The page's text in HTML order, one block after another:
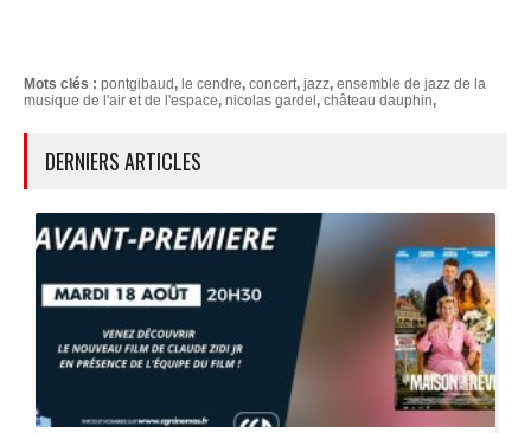
Mots clés : pontgibaud, le cendre, concert, jazz, ensemble de jazz de la
musique de l'air et de l'espace, nicolas gardel, château dauphin,
DERNIERS ARTICLES